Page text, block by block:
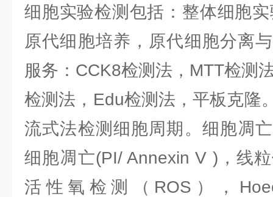
细胞实验检测包括：整体细胞
原代细胞培养，原代细胞分离
服务：CCK8检测法，MTT检测
检测法，Edu检测法，平板克隆
流式法检测细胞周期。细胞凋
细胞凋亡(PI/ Annexin V )，线
活性氧检测（ROS），